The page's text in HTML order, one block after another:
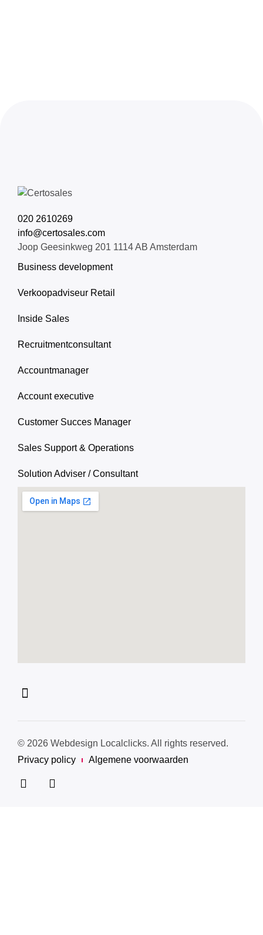
020 2610269
info@certosales.com
Joop Geesinkweg 201 1114 AB Amsterdam
Business development
Verkoopadviseur Retail
Inside Sales
Recruitmentconsultant
Accountmanager
Account executive
Customer Succes Manager
Sales Support & Operations
Solution Adviser / Consultant
© 2026 Webdesign Localclicks. All rights reserved.
Privacy policy
Algemene voorwaarden